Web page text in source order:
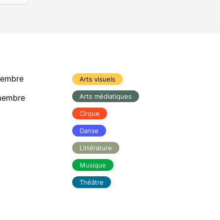
Arts visuels
Arts médiatiques
Cirque
Danse
Littérature
Musique
Théâtre